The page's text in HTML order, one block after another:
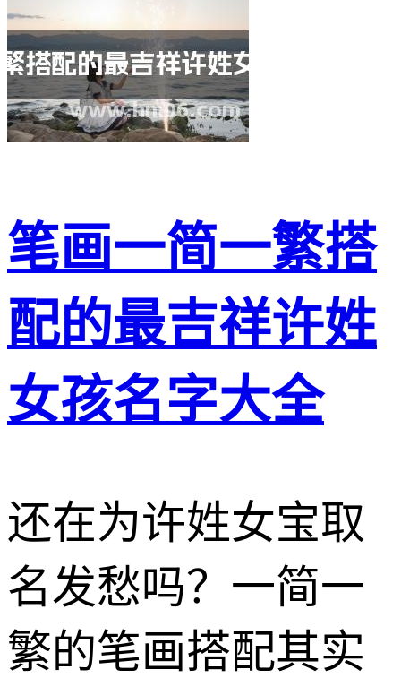
笔画一简一繁搭
配的最吉祥许姓
女孩名字大全
还在为许姓女宝取
名发愁吗？一简一
繁的笔画搭配其实